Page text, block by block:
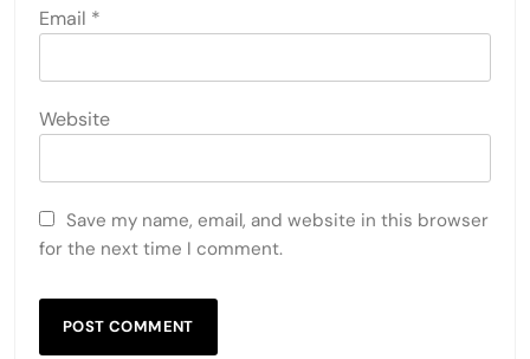
Email *
Website
Save my name, email, and website in this browser
for the next time I comment.